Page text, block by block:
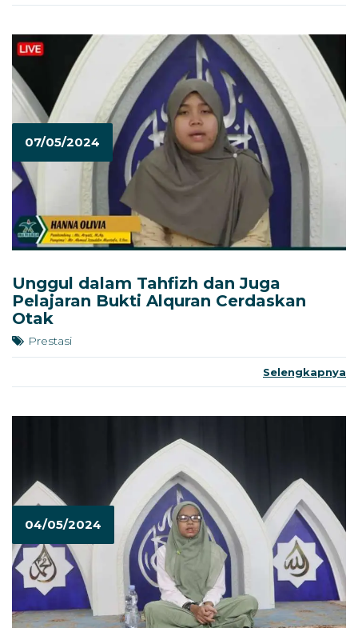
07/05/2024
Unggul dalam Tahfizh dan Juga
Pelajaran Bukti Alquran Cerdaskan
Otak
Prestasi
Selengkapnya
04/05/2024